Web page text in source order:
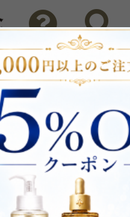
問い合わせ 検索
ポイントプレゼント！
ランキング ブ
[マルティナ]
> ローズ クリー